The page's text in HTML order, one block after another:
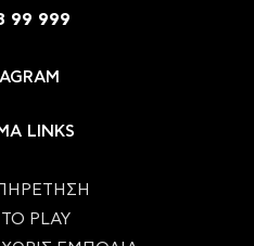
99 999
LINKS
PLAY